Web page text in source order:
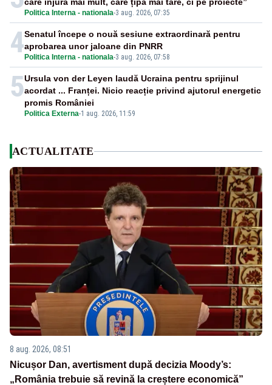
Politica Interna - nationala-3 aug. 2026, 07:35
4 Politica Interna - nationala-3 aug. 2026, 07:58
Senatul începe o nouă sesiune extraordinară pentru
aprobarea unor jaloane din PNRR
5
Politica Externa-1 aug. 2026, 11:59
Ursula von der Leyen laudă Ucraina pentru sprijinul
acordat ... Franței. Nicio reacție privind ajutorul energetic
promis României
ACTUALITATE
8 aug. 2026, 08:51
Nicușor Dan, avertisment după decizia Moody’s:
„România trebuie să revină la creștere economică”